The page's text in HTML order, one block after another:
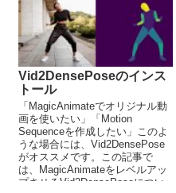
Vid2DensePoseのインス
トール
「MagicAnimateでオリジナル動
画を使いたい」「Motion
Sequenceを作成したい」このよ
うな場合には、Vid2DensePose
がオススメです。この記事で
は、MagicAnimateをレベルアッ
プさせるVid2DensePoseについ